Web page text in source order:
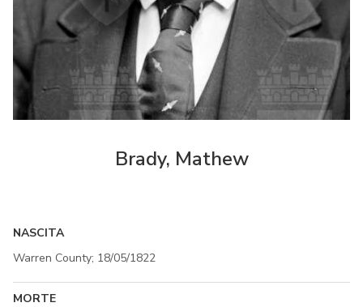
Brady, Mathew
NASCITA
Warren County; 18/05/1822
MORTE